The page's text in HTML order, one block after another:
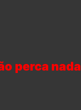
perca nada